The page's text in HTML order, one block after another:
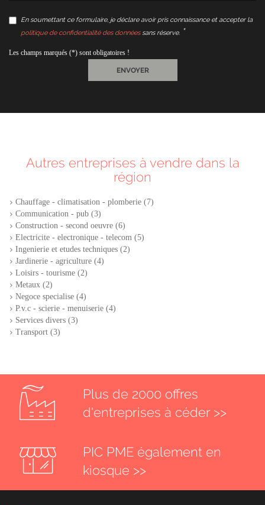
En soumettant ce formulaire, je déclare avoir pris connaissance et accepter la
politique de confidentialité des donnéessans réserve.
Les champs marqués (*) sont obligatoires !
ENVOYER
Autres entreprises à vendre dans la
région
Chauffage - climatisation - plomberie (7)
Communication - pub (3)
Construction - second oeuvre (6)
Electricite - electronique - telecom (5)
Ingenierie et etudes techniques (2)
Jardinerie - agriculture (4)
Loisirs - tourisme (2)
Metaux (2)
Negoce specialise (4)
P.v.c - scierie - menuiserie (4)
Services divers (3)
Transport (3)
Plus de 2000 offres
d'entreprises à céder >>
PIC PME également en
kiosque >>